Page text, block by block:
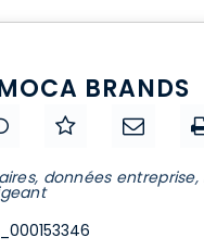
BRANDS
données entreprise,